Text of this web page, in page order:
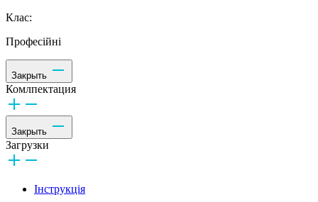
Клас:
Професійні
Закрыть
Комлпектация
Закрыть
Загрузки
Інструкція